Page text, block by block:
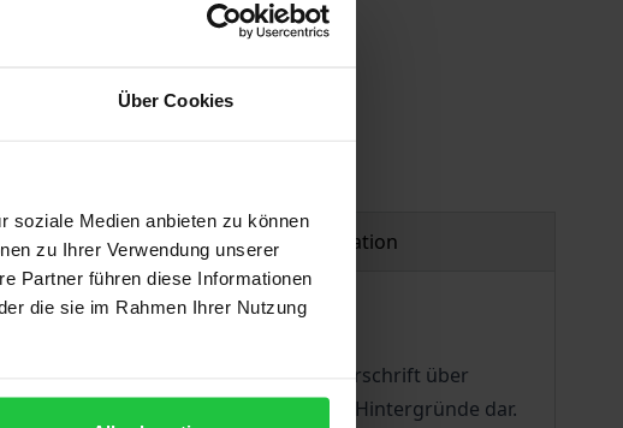
Über Cookies
soziale Medien anbieten zu können
zu Ihrer Verwendung unserer
Partner führen diese Informationen
die sie im Rahmen Ihrer Nutzung
Product safety information
2001 dar.
verschärft und eine neue Vorschrift über
und stellt deren tatsächliche Hintergründe dar.